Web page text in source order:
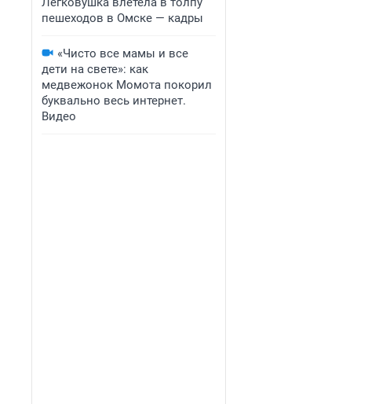
пешеходов в Омске — кадры
«Чисто все мамы и все
дети на свете»: как
медвежонок Момота покорил
буквально весь интернет.
Видео